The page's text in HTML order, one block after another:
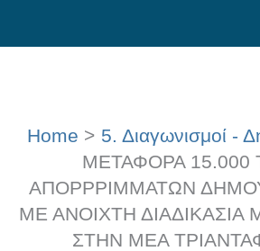
to
Home
5. Διαγωνισμοί -
ΜΕΤΑΦΟΡΑ 15.000
ΑΠΟΡΡΡΙΜΜΑΤΩΝ ΔΗΜΟΥ
ΜΕ ΑΝΟΙΧΤΗ
ΣΤΗΝ ΜΕΑ